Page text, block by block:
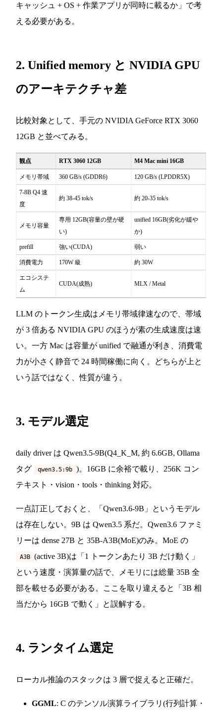
キャッシュ + OS + 作業アプリが同時に載るか」で考
える必要がある。
2. Unified memory と NVIDIA GPU
のアーキテクチャ差
比較対象として、手元の NVIDIA GeForce RTX 3060
12GB と並べてみる。
観点 RTX 3060 12GB M4 Mac mini 16GB
メモリ帯域 360 GB/s (GDDR6) 120 GB/s (LPDDR5X)
7-8B Q4 速
度
約 38-45 tok/s 約 20-35 tok/s
メモリ容量
専用 12GB(容量の壁が硬
い)
unified 16GB(劣化が緩や
か)
prefill 強い(CUDA) 弱い
消費電力 170W 級 約 30W
エコシステ
ム
CUDA(成熟) MLX / Metal
LLM のトークン生成はメモリ帯域律速なので、帯域
が 3 倍ある NVIDIA GPU のほうが素の生成速度は速
い。一方 Mac は容量が unified で融通が利き、消費電
力が小さく静音で 24 時間稼働に向く。どちらが上と
いう話ではなく、性質が違う。
3. モデル選定
daily driver は Qwen3.5-9B(Q4_K_M, 約 6.6GB, Ollama
タグ
qwen3.5:9b )。16GB に余裕で載り、256K コン
テキスト・vision・tools・thinking 対応。
一点訂正しておくと、「Qwen3.6-9B」というモデル
は存在しない。9B は Qwen3.5 系だ。Qwen3.6 ファミ
リーは dense 27B と 35B-A3B(MoE)のみ。MoE の
A3B (active 3B)は「1 トークンあたり 3B だけ動く」
という速度・演算量の話で、メモリには総量 35B 全
部を載せる必要がある。ここを取り違えると「3B 相
当だから 16GB で動く」と誤解する。
4. ランタイム選定
ローカル推論のスタックは 3 層で捉えると正確だ。
GGML: C のテンソル演算ライブラリ(行列計算・